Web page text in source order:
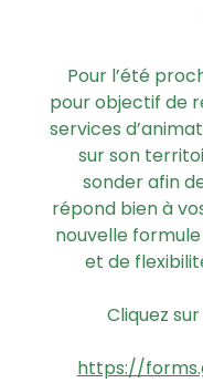
Pour l’été
pour objectif de
services
sur son
sonder afin
répond bien à
nouvelle
et de
Cliquez
https://